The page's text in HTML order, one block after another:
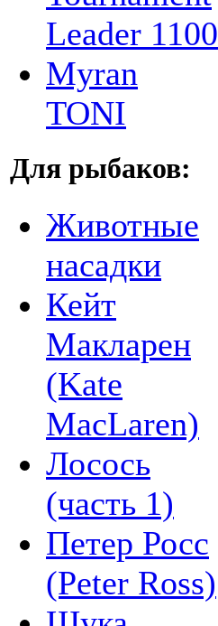
Leader 1100
Myran
TONI
Для рыбаков:
Животные
насадки
Кейт
Макларен
(Kate
MacLaren)
Лосось
(часть 1)
Петер Росс
(Peter Ross)